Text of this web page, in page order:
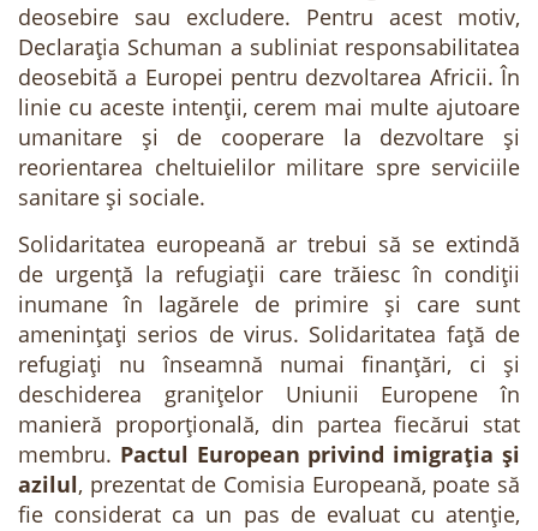
deosebire sau excludere. Pentru acest motiv,
Declarația Schuman a subliniat responsabilitatea
deosebită a Europei pentru dezvoltarea Africii. În
linie cu aceste intenții, cerem mai multe ajutoare
umanitare și de cooperare la dezvoltare și
reorientarea cheltuielilor militare spre serviciile
sanitare și sociale.
Solidaritatea europeană ar trebui să se extindă
de urgență la refugiații care trăiesc în condiții
inumane în lagărele de primire și care sunt
amenințați serios de virus. Solidaritatea față de
refugiați nu înseamnă numai finanțări, ci și
deschiderea granițelor Uniunii Europene în
manieră proporțională, din partea fiecărui stat
membru. Pactul European privind imigrația și
azilul, prezentat de Comisia Europeană, poate să
fie considerat ca un pas de evaluat cu atenție,